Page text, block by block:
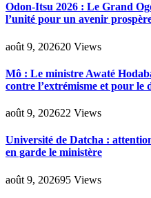
Odon-Itsu 2026 : Le Grand
l’unité pour un avenir
août 9, 202620 Views
Mô : Le ministre Awaté
contre l’extrémisme et pour le
août 9, 202622 Views
Université de Datcha :
en garde le ministère
août 9, 202695 Views